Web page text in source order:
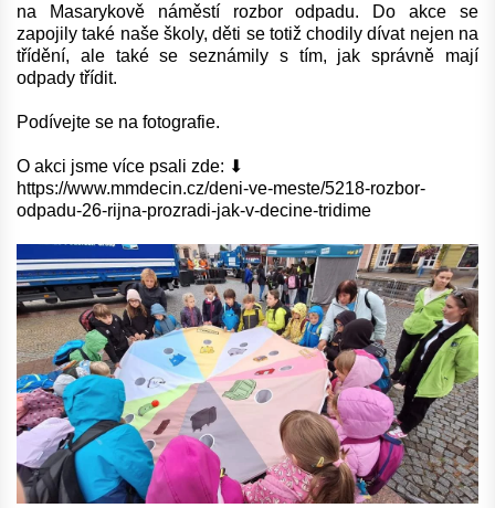
na Masarykově náměstí rozbor odpadu. Do akce se
zapojily také naše školy, děti se totiž chodily dívat nejen na
třídění, ale také se seznámily s tím, jak správně mají
odpady třídit.
Podívejte se na fotografie.
O akci jsme více psali zde: ⬇
https://www.mmdecin.cz/deni-ve-meste/5218-rozbor-
odpadu-26-rijna-prozradi-jak-v-decine-tridime